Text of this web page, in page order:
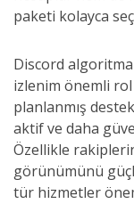
paketi kolayca
Discord
izlenim önemli
planlanmış
aktif ve daha
Özellikle
görünümünü
tür hizmetler